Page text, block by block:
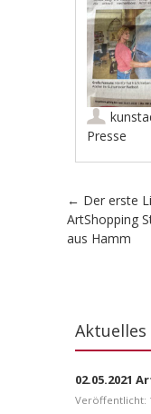
Presse
Artikel-
← Der erste
ArtShopping
aus Hamm
Aktuelles
02.05.2021
Veröffentlicht: